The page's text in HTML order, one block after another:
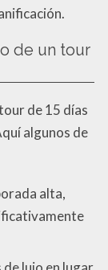
de un tour
de 15 días
algunos de
alta,